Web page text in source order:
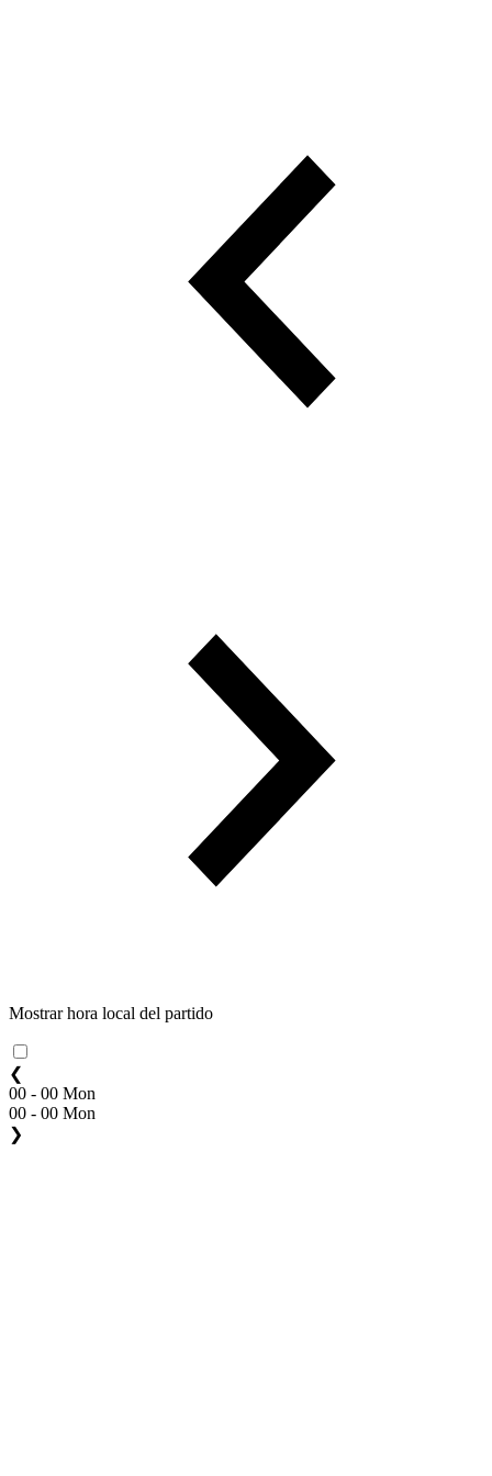
Mostrar hora local del partido
❮
00 - 00 Mon
00 - 00 Mon
❯